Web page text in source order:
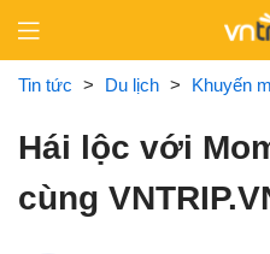
content
Tin tức > Du lịch > Khuyến
Hái lộc với
cùng